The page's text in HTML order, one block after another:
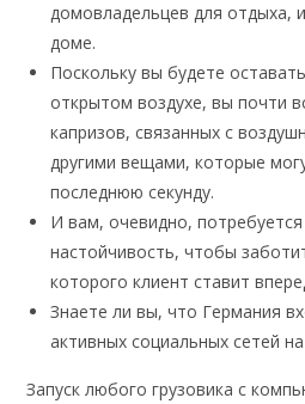
домовладельцев для отдыха,
доме.
Поскольку вы будете
открытом воздухе, вы почти
капризов, связанных с
другими вещами, которые
последнюю секунду.
И вам, очевидно,
настойчивость, чтобы
которого клиент ставит
Знаете ли вы, что Германия
активных социальных сетей
Запуск любого грузовика с